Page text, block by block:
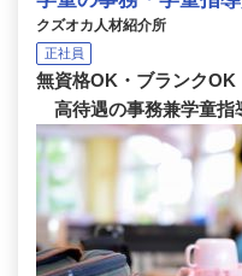
クズオカ人材紹介所
正社員
無資格OK・ブランク
高待遇の事務兼学童指